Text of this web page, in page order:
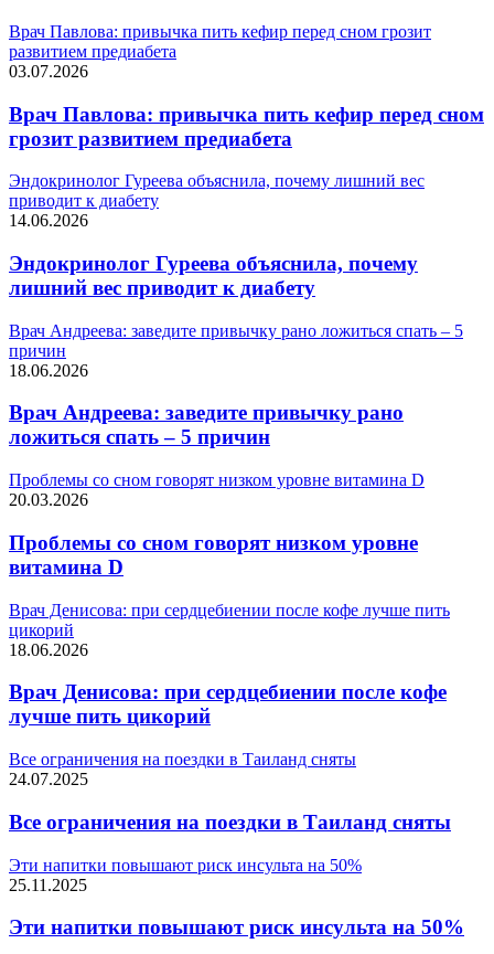
Врач Павлова: привычка пить кефир перед сном грозит
развитием предиабета
03.07.2026
Врач Павлова: привычка пить кефир перед сном
грозит развитием предиабета
Эндокринолог Гуреева объяснила, почему лишний вес
приводит к диабету
14.06.2026
Эндокринолог Гуреева объяснила, почему
лишний вес приводит к диабету
Врач Андреева: заведите привычку рано ложиться спать – 5
причин
18.06.2026
Врач Андреева: заведите привычку рано
ложиться спать – 5 причин
Проблемы со сном говорят низком уровне витамина D
20.03.2026
Проблемы со сном говорят низком уровне
витамина D
Врач Денисова: при сердцебиении после кофе лучше пить
цикорий
18.06.2026
Врач Денисова: при сердцебиении после кофе
лучше пить цикорий
Все ограничения на поездки в Таиланд сняты
24.07.2025
Все ограничения на поездки в Таиланд сняты
Эти напитки повышают риск инсульта на 50%
25.11.2025
Эти напитки повышают риск инсульта на 50%